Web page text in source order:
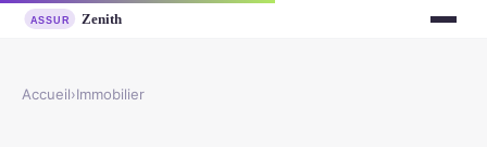
Accueil›Immobilier